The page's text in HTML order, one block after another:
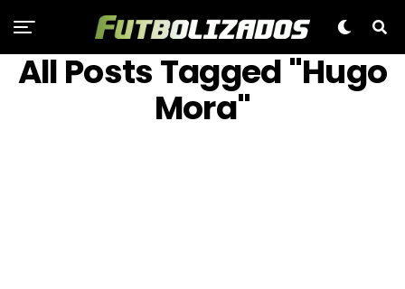
All Posts Tagged "Hugo
Mora"